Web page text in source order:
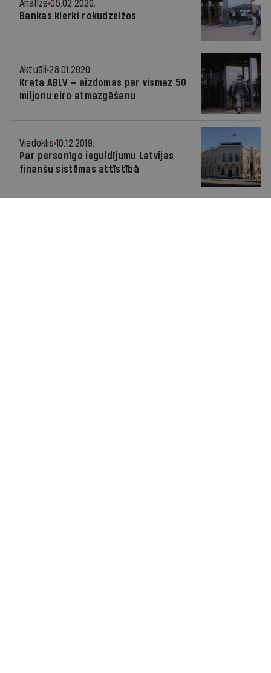
Analīze 05.02.2020.
Bankas klerki rokudzelžos
Aktuāli 28.01.2020.
Krata ABLV — aizdomas par vismaz 50
miljonu eiro atmazgāšanu
Viedoklis 10.12.2019.
Par personīgo ieguldījumu Latvijas
finanšu sistēmas attīstībā